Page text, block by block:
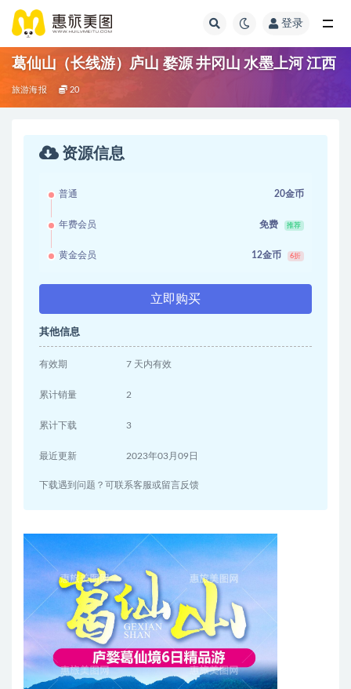
登录
葛仙山（长线游）庐山 婺源 井冈山 水墨上河 江西
旅游海报 20
资源信息
普通 20金币
年费会员 免费 推荐
黄金会员 12金币 6折
立即购买
其他信息
有效期 7 天内有效
累计销量 2
累计下载 3
最近更新 2023年03月09日
下载遇到问题？可联系客服或留言反馈